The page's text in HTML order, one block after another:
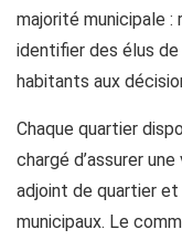
majorité municipale :
identifier des élus
habitants aux
Chaque quartier
chargé d’assurer
adjoint de quartier
municipaux. Le